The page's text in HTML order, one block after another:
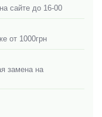
сайте до 16-00
от 1000грн
замена на